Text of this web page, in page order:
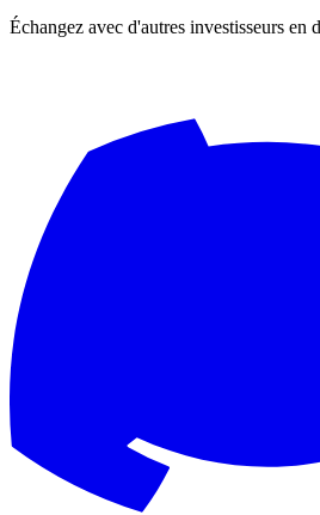
Échangez avec d'autres investisseurs en